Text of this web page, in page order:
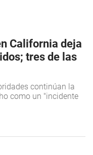
California deja
tres de las
continúan la
como un "incidente